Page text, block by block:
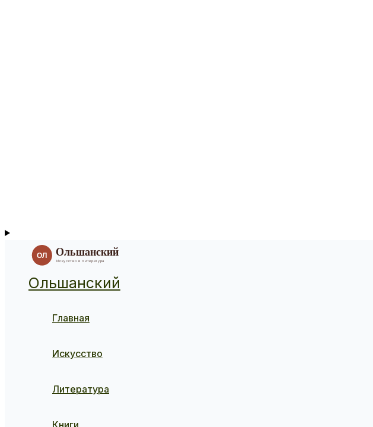
Ольшанский
Главная
Искусство
Литература
Книги